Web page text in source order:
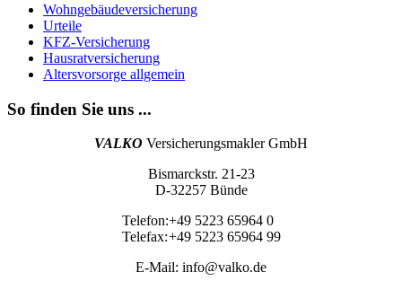
Wohngebäudeversicherung
Urteile
KFZ-Versicherung
Hausratversicherung
Altersvorsorge allgemein
So finden Sie uns ...
VALKO Versicherungsmakler GmbH
Bismarckstr. 21-23
D-32257 Bünde
Telefon:+49 5223 65964 0
Telefax:+49 5223 65964 99
E-Mail: info@valko.de